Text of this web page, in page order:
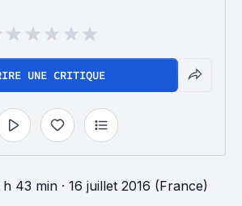
UNE CRITIQUE
h 43 min · 16 juillet 2016 (France)